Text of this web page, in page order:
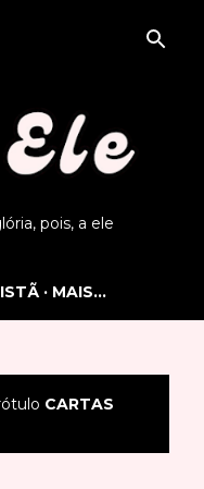
pois, a ele
MAIS…
CARTAS